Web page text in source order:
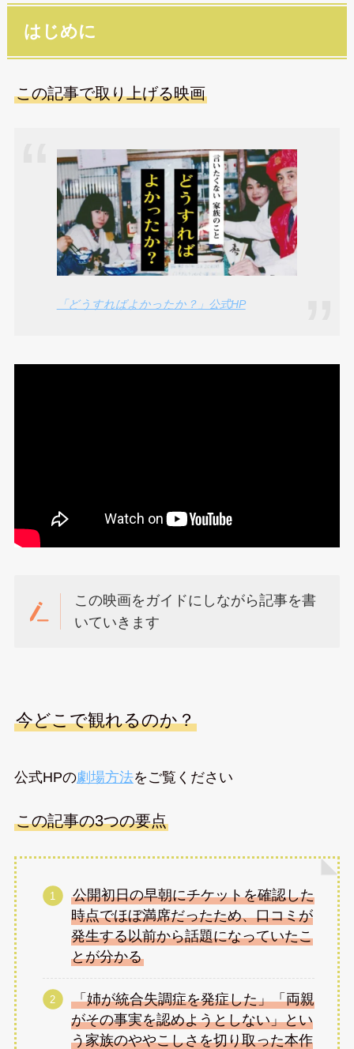
はじめに
この記事で取り上げる映画
「どうすればよかったか？」公式HP
この映画をガイドにしながら記事を書
いていきます
今どこで観れるのか？
公式HPの劇場方法をご覧ください
この記事の3つの要点
公開初日の早朝にチケットを確認した
時点でほぼ満席だったため、口コミが
発生する以前から話題になっていたこ
とが分かる
「姉が統合失調症を発症した」「両親
がその事実を認めようとしない」とい
う家族のややこしさを切り取った本作